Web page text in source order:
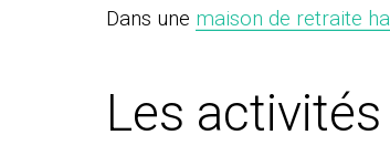
Dans une maison de retraite
Les